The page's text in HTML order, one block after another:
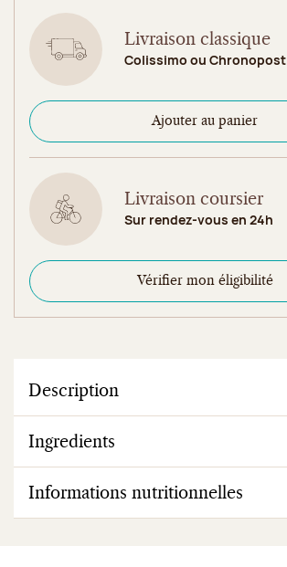
Livraison classique
Colissimo ou Chronopost
Ajouter au panier
Livraison coursier
Sur rendez-vous en 24h
Vérifier mon éligibilité
Description
Ingredients
Informations nutritionnelles